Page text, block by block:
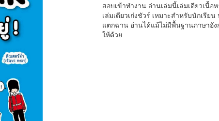
สอบเข้าทำงาน อ่านเล่มนี้เล่มเดียวเนื้
เล่มเดียวเก่งชัวร์ เหมาะสำหรับนักเรี
แตกฉาน อ่านได้แม้ไม่มีพื้นฐานภาษาอัง
ให้ด้วย